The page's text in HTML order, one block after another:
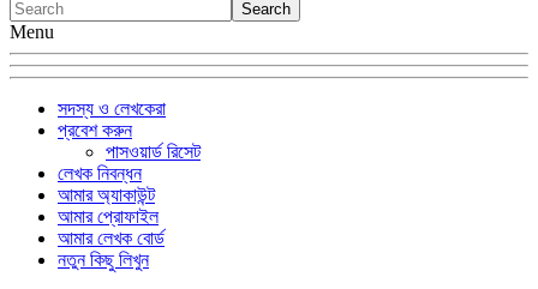
Menu
সদস্য ও লেখকেরা
প্রবেশ করুন
পাসওয়ার্ড রিসেট
লেখক নিবন্ধন
আমার অ্যাকাউন্ট
আমার প্রোফাইল
আমার লেখক বোর্ড
নতুন কিছু লিখুন